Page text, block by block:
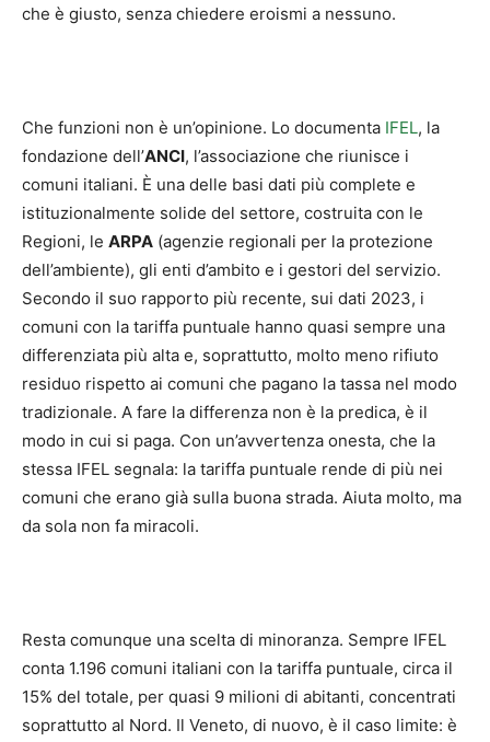
che è giusto, senza chiedere eroismi a nessuno.
Che funzioni non è un’opinione. Lo documenta IFEL, la
fondazione dell’ANCI, l’associazione che riunisce i
comuni italiani. È una delle basi dati più complete e
istituzionalmente solide del settore, costruita con le
Regioni, le ARPA (agenzie regionali per la protezione
dell’ambiente), gli enti d’ambito e i gestori del servizio.
Secondo il suo rapporto più recente, sui dati 2023, i
comuni con la tariffa puntuale hanno quasi sempre una
differenziata più alta e, soprattutto, molto meno rifiuto
residuo rispetto ai comuni che pagano la tassa nel modo
tradizionale. A fare la differenza non è la predica, è il
modo in cui si paga. Con un’avvertenza onesta, che la
stessa IFEL segnala: la tariffa puntuale rende di più nei
comuni che erano già sulla buona strada. Aiuta molto, ma
da sola non fa miracoli.
Resta comunque una scelta di minoranza. Sempre IFEL
conta 1.196 comuni italiani con la tariffa puntuale, circa il
15% del totale, per quasi 9 milioni di abitanti, concentrati
soprattutto al Nord. Il Veneto, di nuovo, è il caso limite: è